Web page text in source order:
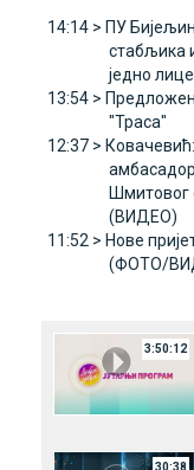
14:14 > ПУ
стабљика
једно
13:54 >
"Траса"
12:37 >
(ВИДЕО)
11:52 > Нове
(ФОТО/
3:50:12
30:38